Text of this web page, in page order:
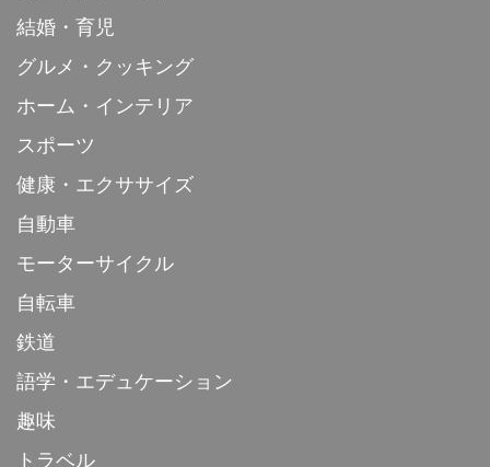
結婚・育児
グルメ・クッキング
ホーム・インテリア
スポーツ
健康・エクササイズ
自動車
モーターサイクル
自転車
鉄道
語学・エデュケーション
趣味
トラベル